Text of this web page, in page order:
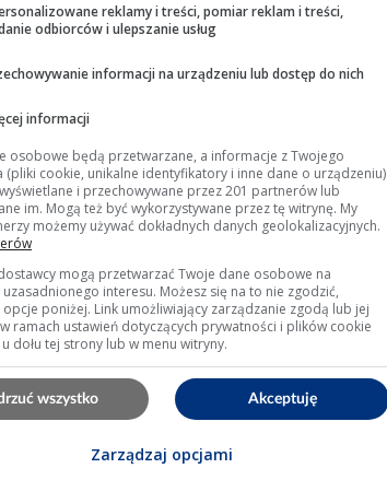
od razu się zapaliła. Podniosło napięcie do
pojęcia jakie musi mieć parametry ( Ω,volty czy
w miarę precyzyjnie...
1197
alternator lub szczotki?
po uruchomieniu silnika do ok.14 i wynosi
lampka od ładowania.Mniej wiecej tak samo
zdarzylo mi sie ze lampka...
reklamy i treści, pomiar reklam i treści,
odbiorców i ulepszanie usług
informacji na urządzeniu lub dostęp do nich
informacji
osobowe będą przetwarzane, a informacje z Twojego
(pliki cookie, unikalne identyfikatory i inne dane o urządzeniu)
i przechowywane przez 201 partnerów lub
im. Mogą też być wykorzystywane przez tę witrynę. My
możemy używać dokładnych danych geolokalizacyjnych.
mogą przetwarzać Twoje dane osobowe na
interesu. Możesz się na to nie zgodzić,
opcje poniżej. Link umożliwiający zarządzanie zgodą lub jej
ramach ustawień dotyczących prywatności i plików cookie
dołu tej strony lub w menu witryny.
Akceptuję
wszystko
Zarządzaj opcjami